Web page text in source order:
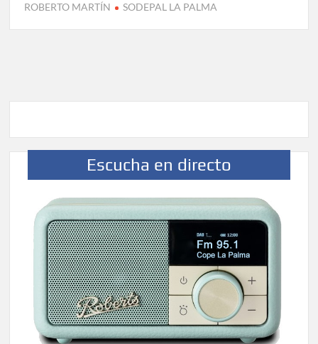
ROBERTO MARTÍN
SODEPAL LA PALMA
Escucha en directo